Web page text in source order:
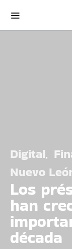
Digital
Nuevo
Los
han
década